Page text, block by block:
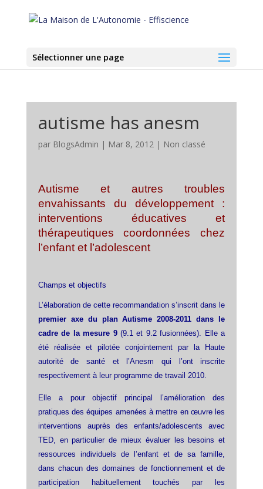
Sélectionner une page
autisme has anesm
par BlogsAdmin | Mar 8, 2012| Non classé
Autisme et autres troubles
envahissants du développement :
interventions éducatives et
thérapeutiques coordonnées chez
l’enfant et l’adolescent
Champs et objectifs
L’élaboration de cette recommandation s’inscrit dans le
premier axe du plan Autisme 2008-2011 dans le
cadre de la mesure 9(9.1 et 9.2 fusionnées). Elle a
été réalisée et pilotée conjointement par la Haute
autorité de santé et l’Anesm qui l’ont inscrite
respectivement à leur programme de travail 2010.
Elle a pour objectif principal l’amélioration des
pratiques des équipes amenées à mettre en œuvre les
interventions auprès des enfants/adolescents avec
TED, en particulier de mieux évaluer les besoins et
ressources individuels de l’enfant et de sa famille,
dans chacun des domaines de fonctionnement et de
participation habituellement touchés par les